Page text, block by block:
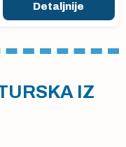
Detaljnije
IZ